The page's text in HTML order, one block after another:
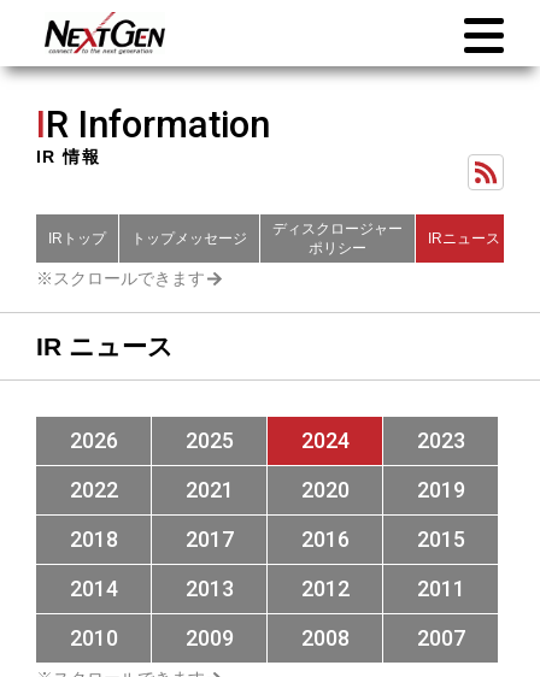
IR Information
IR 情報
IRトップ トップメッセージ
ディスクロージャー
ポリシー
IRニュース
IR ニュース
2026 2025 2024
2023
2022
2021 2020
2019
2018
2017 2016
2015
2014
2013 2012
2011
2010
2009 2008 2007